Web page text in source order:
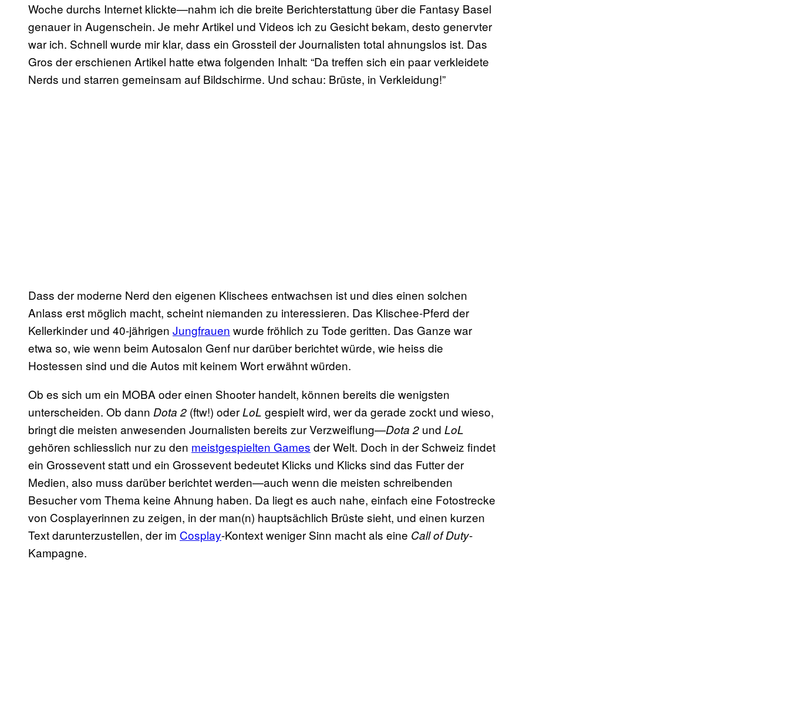
Woche durchs Internet klickte—nahm ich die breite Berichterstattung über die Fantasy Basel
genauer in Augenschein. Je mehr Artikel und Videos ich zu Gesicht bekam, desto genervter
war ich. Schnell wurde mir klar, dass ein Grossteil der Journalisten total ahnungslos ist. Das
Gros der erschienen Artikel hatte etwa folgenden Inhalt: “Da treffen sich ein paar verkleidete
Nerds und starren gemeinsam auf Bildschirme. Und schau: Brüste, in Verkleidung!”
Dass der moderne Nerd den eigenen Klischees entwachsen ist und dies einen solchen
Anlass erst möglich macht, scheint niemanden zu interessieren. Das Klischee-Pferd der
Kellerkinder und 40-jährigen Jungfrauen wurde fröhlich zu Tode geritten. Das Ganze war
etwa so, wie wenn beim Autosalon Genf nur darüber berichtet würde, wie heiss die
Hostessen sind und die Autos mit keinem Wort erwähnt würden.
Ob es sich um ein MOBA oder einen Shooter handelt, können bereits die wenigsten
unterscheiden. Ob dann Dota 2 (ftw!) oderLoL gespielt wird, wer da gerade zockt und wieso,
bringt die meisten anwesenden Journalisten bereits zur Verzweiflung—Dota 2 und LoL
gehören schliesslich nur zu den meistgespielten Games der Welt. Doch in der Schweiz findet
ein Grossevent statt und ein Grossevent bedeutet Klicks und Klicks sind das Futter der
Medien, also muss darüber berichtet werden—auch wenn die meisten schreibenden
Besucher vom Thema keine Ahnung haben. Da liegt es auch nahe, einfach eine Fotostrecke
von Cosplayerinnen zu zeigen, in der man(n) hauptsächlich Brüste sieht, und einen kurzen
Text darunterzustellen, der im Cosplay-Kontext weniger Sinn macht als eine Call of Duty-
Kampagne.